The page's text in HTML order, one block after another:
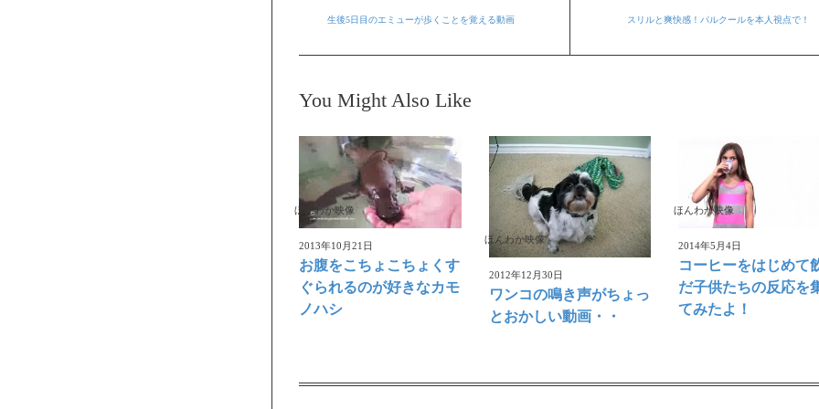
生後5日目のエミューが歩くことを覚える動画 スリルと爽快感！パルクールを本人視点で！
You Might Also Like
ほんわか映像
2013年10月21日
お腹をこちょこちょくす
ぐられるのが好きなカモ
ノハシ
ほんわか映像
2012年12月30日
ワンコの鳴き声がちょっ
とおかしい動画・・
ほんわか映像
2014年5月4日
コーヒーをはじめて
だ子供たちの反応を
てみたよ！